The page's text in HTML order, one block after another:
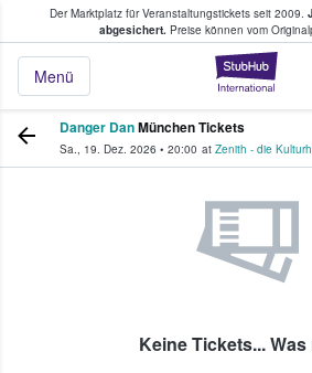
Der Marktplatz für Veranstaltungstickets seit 2009.
abgesichert.Preise können vom
Menü
Tickets kaufen &
Danger DanMünchen Tickets
Sa., 19. Dez. 2026 • 20:00 at Zenith - die
Keine Tickets...